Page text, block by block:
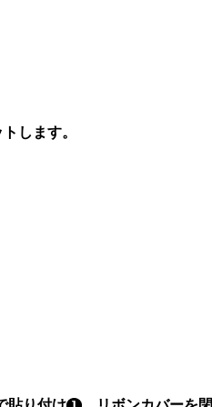
します。